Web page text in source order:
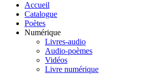
Accueil
Catalogue
Poètes
Numérique
Livres-audio
Audio-poèmes
Vidéos
Livre numérique